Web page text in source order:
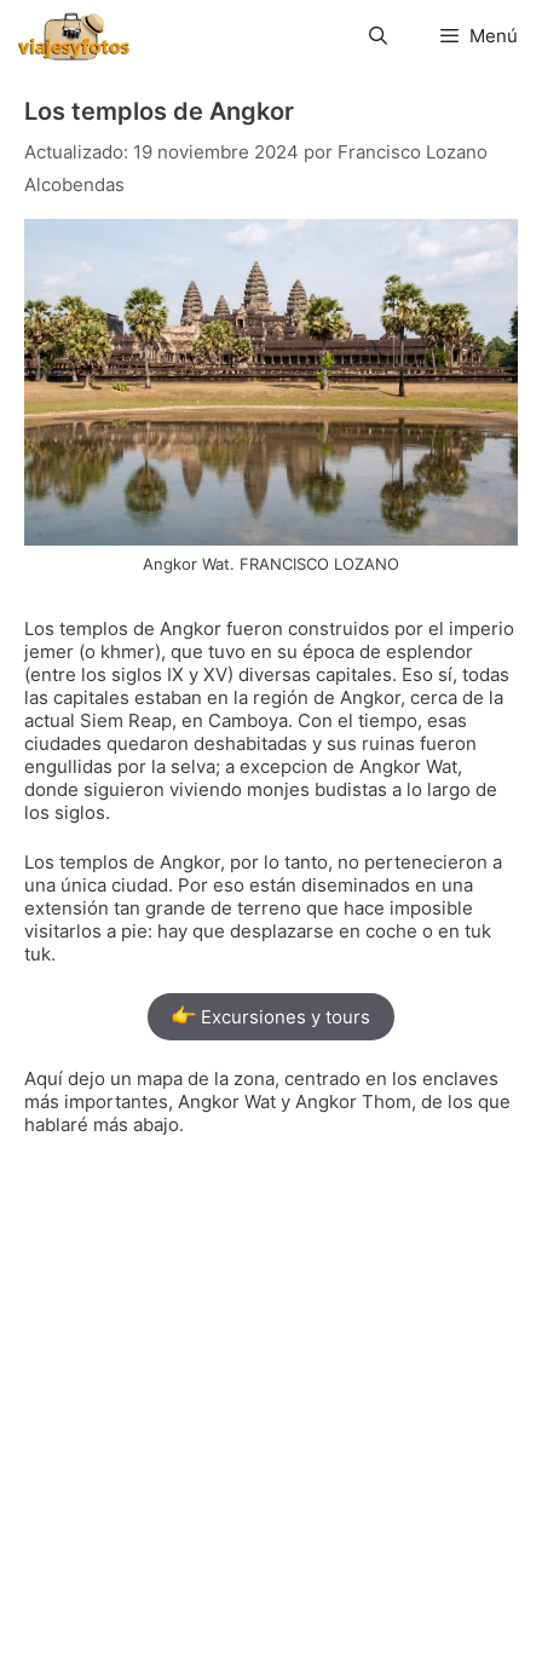
contenido
Menú
Los templos de Angkor
19 noviembre 2024 por Francisco Lozano
Alcobendas
Angkor Wat. FRANCISCO LOZANO
Los templos de Angkor fueron construidos por el imperio
jemer (o khmer), que tuvo en su época de esplendor
(entre los siglos IX y XV) diversas capitales. Eso sí, todas
las capitales estaban en la región de Angkor, cerca de la
actual Siem Reap, en Camboya. Con el tiempo, esas
ciudades quedaron deshabitadas y sus ruinas fueron
engullidas por la selva; a excepcion de Angkor Wat,
donde siguieron viviendo monjes budistas a lo largo de
los siglos.
Los templos de Angkor, por lo tanto, no pertenecieron a
una única ciudad. Por eso están diseminados en una
extensión tan grande de terreno que hace imposible
visitarlos a pie: hay que desplazarse en coche o en tuk
tuk.
Excursiones y tours
Aquí dejo un mapa de la zona, centrado en los enclaves
más importantes, Angkor Wat y Angkor Thom, de los que
hablaré más abajo.